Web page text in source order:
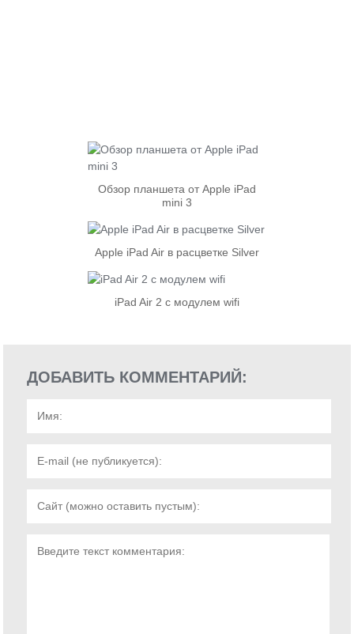
Обзор планшета от Apple iPad
mini 3
Apple iPad Air в расцветке Silver
iPad Air 2 с модулем wifi
ДОБАВИТЬ КОММЕНТАРИЙ: